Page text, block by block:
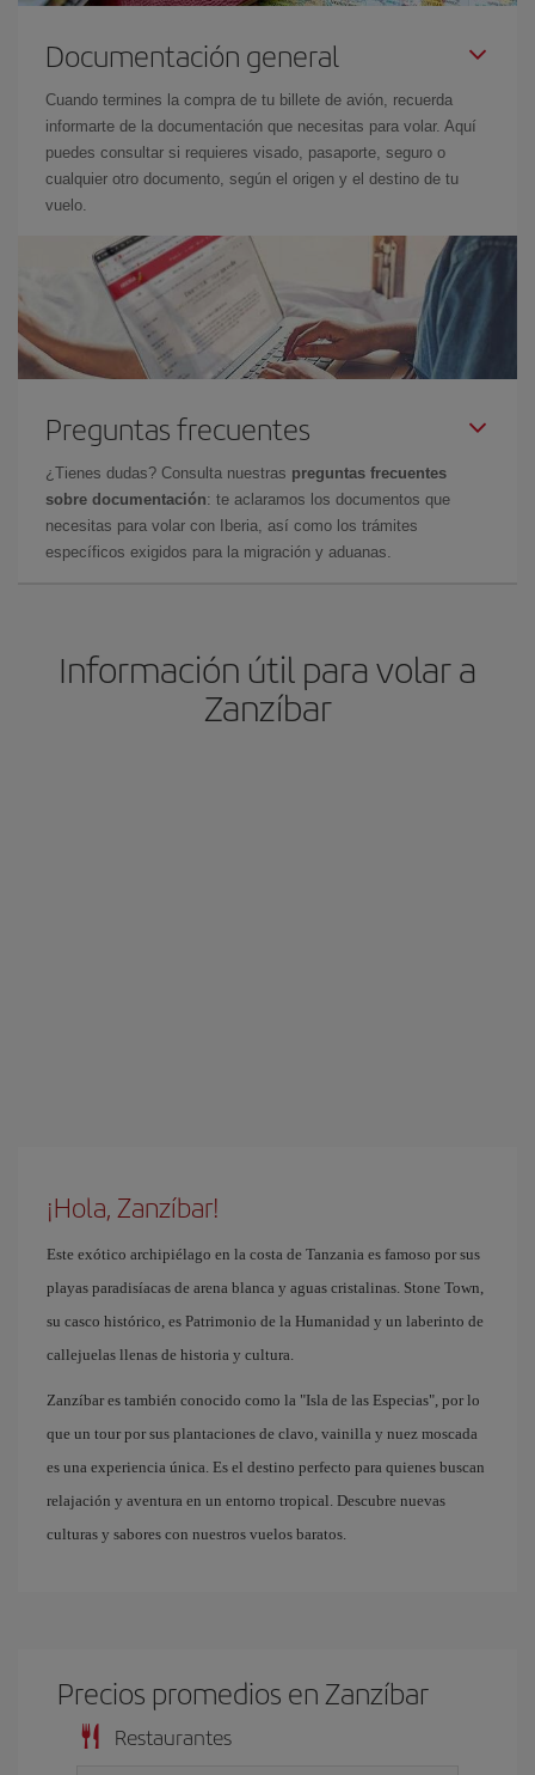
Documentación general
Cuando termines la compra de tu billete de avión, recuerda
informarte de la documentación que necesitas para volar. Aquí
puedes consultar si requieres visado, pasaporte, seguro o
cualquier otro documento, según el origen y el destino de tu
vuelo.
Preguntas frecuentes
¿Tienes dudas? Consulta nuestras preguntas frecuentes
sobre documentación: te aclaramos los documentos que
necesitas para volar con Iberia, así como los trámites
específicos exigidos para la migración y aduanas.
Información útil para volar a
Zanzíbar
¡Hola, Zanzíbar!
Este exótico archipiélago en la costa de Tanzania es famoso por sus
playas paradisíacas de arena blanca y aguas cristalinas. Stone Town,
su casco histórico, es Patrimonio de la Humanidad y un laberinto de
callejuelas llenas de historia y cultura.
Zanzíbar es también conocido como la "Isla de las Especias", por lo
que un tour por sus plantaciones de clavo, vainilla y nuez moscada
es una experiencia única. Es el destino perfecto para quienes buscan
relajación y aventura en un entorno tropical. Descubre nuevas
culturas y sabores con nuestros vuelos baratos.
Precios promedios en Zanzíbar
Restaurantes